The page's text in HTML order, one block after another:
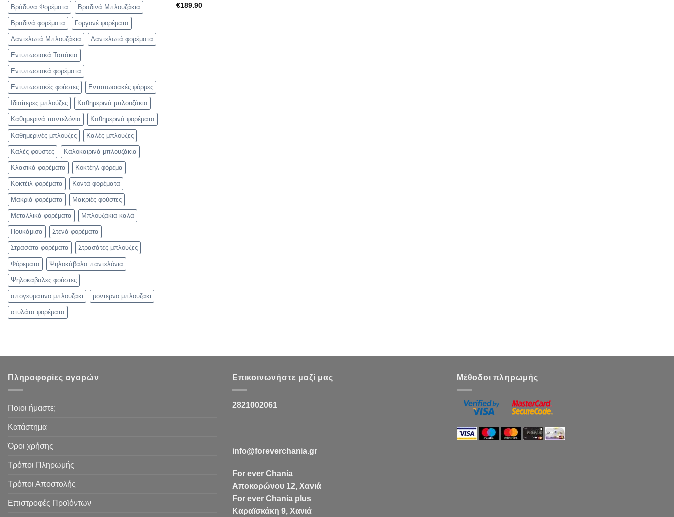
Βράδυνα Φορέματα Βραδινά Μπλουζάκια
Βραδινά φορέματα Γοργονέ φορέματα
Δαντελωτά Μπλουζάκια Δαντελωτά φορέματα
Εντυπωσιακά Τοπάκια
Εντυπωσιακά φορέματα
Εντυπωσιακές φούστες Εντυπωσιακές φόρμες
Ιδιαίτερες μπλούζες Καθημερινά μπλουζάκια
Καθημερινά παντελόνια Καθημερινά φορέματα
Καθημερινές μπλούζες Καλές μπλούζες
Καλές φούστες Καλοκαιρινά μπλουζάκια
Κλασικά φορέματα Κοκτέηλ φόρεμα
Κοκτέιλ φορέματα Κοντά φορέματα
Μακριά φορέματα Μακριές φούστες
Μεταλλικά φορέματα Μπλουζάκια καλά
Πουκάμισα Στενά φορέματα
Στρασάτα φορέματα Στρασάτες μπλούζες
Φόρεματα Ψηλοκάβαλα παντελόνια
Ψηλοκαβαλες φούστες
απογευματινο μπλουζακι μοντερνο μπλουζακι
στυλάτα φορέματα
€189.90
Πληροφορίες αγορών
Ποιοι ήμαστε;
Κατάστημα
Όροι χρήσης
Τρόποι Πληρωμής
Τρόποι Αποστολής
Επιστροφές Προϊόντων
Επικοινωνήστε μαζί μας
2821002061
info@foreverchania.gr
For ever Chania
Αποκορώνου 12, Χανιά
For ever Chania plus
Καραϊσκάκη 9, Χανιά
Μέθοδοι πληρωμής